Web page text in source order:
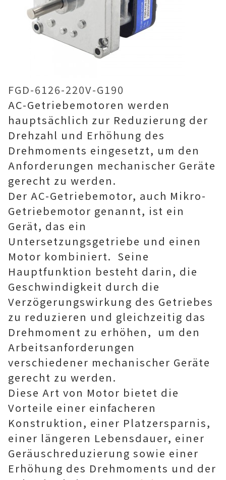
FGD-6126-220V-G190
AC-Getriebemotoren werden
hauptsächlich zur Reduzierung der
Drehzahl und Erhöhung des
Drehmoments eingesetzt, um den
Anforderungen mechanischer Geräte
gerecht zu werden.
Der AC-Getriebemotor, auch Mikro-
Getriebemotor genannt, ist ein
Gerät, das ein
Untersetzungsgetriebe und einen
Motor kombiniert. ‌ Seine
Hauptfunktion besteht darin, die
Geschwindigkeit durch die
Verzögerungswirkung des Getriebes
zu reduzieren und gleichzeitig das
Drehmoment zu erhöhen, ‌ um den
Arbeitsanforderungen
verschiedener mechanischer Geräte
gerecht zu werden.
Diese Art von Motor bietet die
Vorteile einer einfacheren
Konstruktion, einer Platzersparnis,
einer längeren Lebensdauer, einer
Geräuschreduzierung sowie einer
Erhöhung des Drehmoments und der